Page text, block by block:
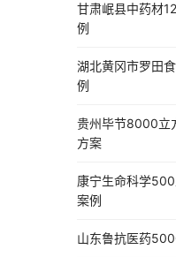
甘肃岷县中药材
例
湖北黄冈市罗田
例
贵州毕节8000立
方案
康宁生命科学
案例
山东鲁抗医药